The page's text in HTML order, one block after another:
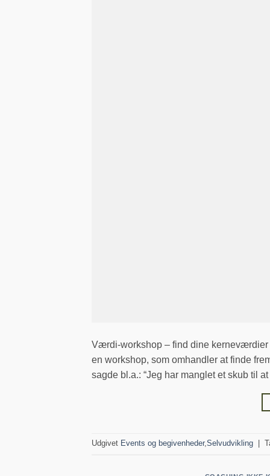
Værdi-workshop – find dine kerneværdier
en workshop, som omhandler at finde
sagde bl.a.: “Jeg har manglet et skub til
Udgivet Events og begivenheder,Selvudvikling